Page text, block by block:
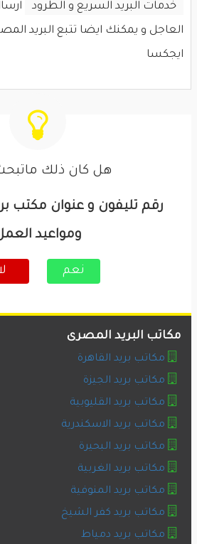
خدمات البريد السريع و الطرود
العاجل و يمكنك ايضا تتبع البريد
ايجكسا
هل كان ذلك
رقم تليفون و عنوان مكتب
ومواعيد
نعم
مكاتب البريد المصرى
مكاتب بريد القاهرة
مكاتب بريد الجيزة
مكاتب بريد القليوبية
مكاتب بريد الاسكندرية
مكاتب بريد البحيرة
مكاتب بريد الغربية
مكاتب بريد المنوفية
مكاتب بريد كفر الشيخ
مكاتب بريد دمياط